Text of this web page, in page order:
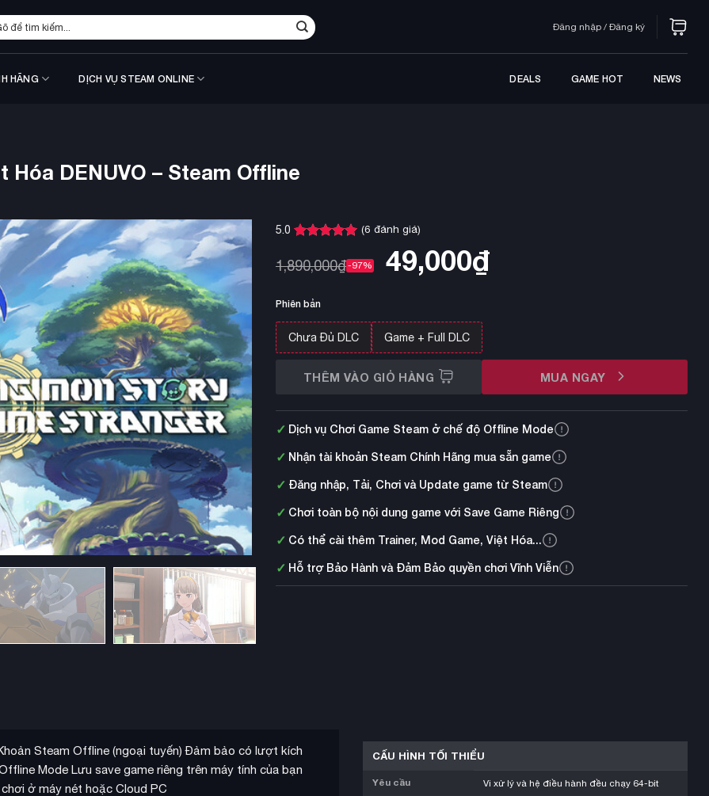
Đăng nhập / Đăng ký
HÃNG DỊCH VỤ STEAM ONLINE DEALS GAME HOT NEWS
DENUVO – Steam Offline
5.0
dựa trên
đánh giá
(6 đánh giá)
1,890,000₫-97% 49,000₫
Phiên bản
Chưa Đủ DLC Game + Full DLC
THÊM VÀO GIỎ HÀNG MUA NGAY
✓ Dịch vụ Chơi Game Steam ở chế độ Offline Mode
✓ Nhận tài khoản Steam Chính Hãng mua sẵn game
✓ Đăng nhập, Tải, Chơi và Update game từ Steam
✓ Chơi toàn bộ nội dung game với Save Game Riêng
✓ Có thể cài thêm Trainer, Mod Game, Việt Hóa...
✓ Hỗ trợ Bảo Hành và Đảm Bảo quyền chơi Vĩnh Viễn
Steam Offline (ngoại tuyến) Đảm bảo có lượt kích
Mode Lưu save game riêng trên máy tính của bạn
ở máy nét hoặc Cloud PC
CẤU HÌNH TỐI THIỂU
Yêu cầu Vi xử lý và hệ điều hành đều chạy 64-bit